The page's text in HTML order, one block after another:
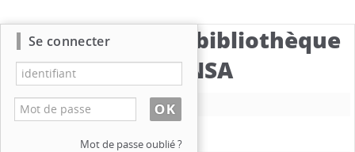
Catalogue de la bibliothèque
du CBNSA
Nouvelle recherche
Résultat de la recherche
Se connecter
Mot de passe oublié ?